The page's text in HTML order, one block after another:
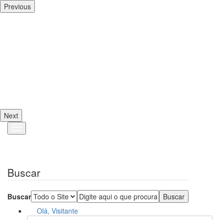
Previous
Next
Buscar
Buscar
Olá, Visitante